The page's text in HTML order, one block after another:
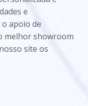
e
apoio de
melhor showroom
site os